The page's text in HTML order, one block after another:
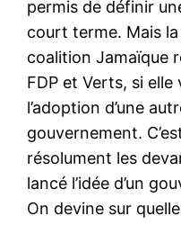
permis de définir
court terme. Mais
coalition Jamaïque
FDP et Verts, si
l’adoption d’une
gouvernement.
résolument les
lancé l’idée d’un
On devine sur